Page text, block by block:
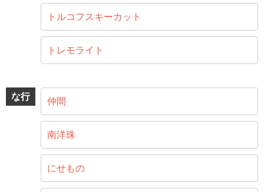
トルコフスキーカット
トレモライト
な行 仲間
南洋珠
にせもの